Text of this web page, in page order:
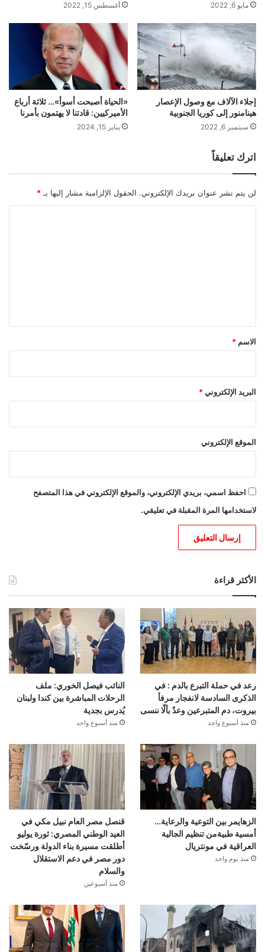
مايو 6, 2022 أغسطس 15, 2022
إجلاء الآلاف مع وصول الإعصار
هينامنور إلى كوريا الجنوبية
سبتمبر 6, 2022
«الحياة أصبحت أسوأ»… ثلاثة أرباع
الأميركيين: قادتنا لا يهتمون بأمرنا
يناير 15, 2024
اترك تعليقاً
لن يتم نشر عنوان بريدك الإلكتروني. الحقول الإلزامية مشار إليها بـ *
*
الاسم *
البريد الإلكتروني *
الموقع الإلكتروني
احفظ اسمي، بريدي الإلكتروني، والموقع الإلكتروني في هذا المتصفح
لاستخدامها المرة المقبلة في تعليقي.
الأكثر قراءة
رعد في حملة التبرع بالدم : في
الذكرى السادسة لانفجار مرفأ
بيروت، دم المتبرعين وعدٌ بألّا ننسى
منذ أسبوع واحد
النائب فيصل الخوري: ملف
الرحلات المباشرة بين كندا ولبنان
يُدرس بجدية
منذ أسبوع واحد
الزهايمر بين التوعية والرعاية…
أمسية طبيةمن تنظيم الجالية
العراقية في مونتريال
منذ يوم واحد
قنصل مصر العام نبيل مكي في
العيد الوطني المصري: ثورة يوليو
أطلقت مسيرة بناء الدولة ورسّخت
دور مصر في دعم الاستقلال
والسلام
منذ أسبوعين